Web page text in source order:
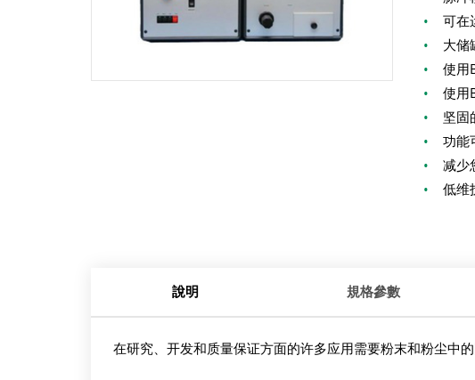
• 可在
• 大储
• 使用
• 使用
• 坚固
• 功能
• 减少
• 低维
說明 規格參數
在研究、开发和质量保证方面的许多应用需要粉末和粉尘中的